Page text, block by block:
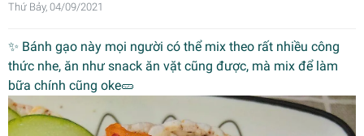
Thứ Bảy, 04/09/2021
✨ Bánh gạo này mọi người có thể mix theo rất nhiều công
thức nhe, ăn như snack ăn vặt cũng được, mà mix để làm
bữa chính cũng oke🥒